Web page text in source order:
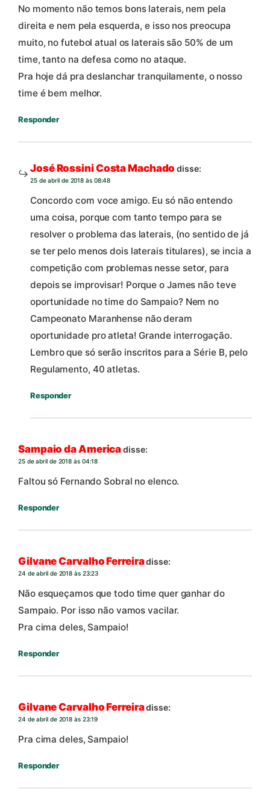
No momento não temos bons laterais, nem pela
direita e nem pela esquerda, e isso nos preocupa
muito, no futebol atual os laterais são 50% de um
time, tanto na defesa como no ataque.
Pra hoje dá pra deslanchar tranquilamente, o nosso
time é bem melhor.
Responder
José Rossini Costa Machado disse:
25 de abril de 2018 às 08:48
Concordo com voce amigo. Eu só não entendo
uma coisa, porque com tanto tempo para se
resolver o problema das laterais, (no sentido de já
se ter pelo menos dois laterais titulares), se incia a
competição com problemas nesse setor, para
depois se improvisar! Porque o James não teve
oportunidade no time do Sampaio? Nem no
Campeonato Maranhense não deram
oportunidade pro atleta! Grande interrogação.
Lembro que só serão inscritos para a Série B, pelo
Regulamento, 40 atletas.
Responder
Sampaio da Americadisse:
25 de abril de 2018 às 04:18
Faltou só Fernando Sobral no elenco.
Responder
Gilvane Carvalho Ferreiradisse:
24 de abril de 2018 às 23:23
Não esqueçamos que todo time quer ganhar do
Sampaio. Por isso não vamos vacilar.
Pra cima deles, Sampaio!
Responder
Gilvane Carvalho Ferreiradisse:
24 de abril de 2018 às 23:19
Pra cima deles, Sampaio!
Responder